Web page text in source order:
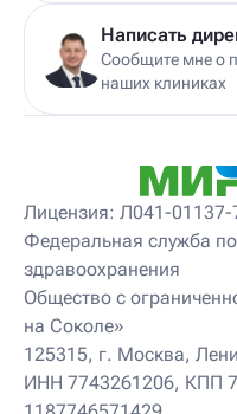
Написать
Сообщите мне о
наших клиниках
Лицензия: Л041-01137-
Федеральная служба
здравоохранения
Общество с
на Соколе»
125315, г. Москва,
ИНН 7743261206, КПП